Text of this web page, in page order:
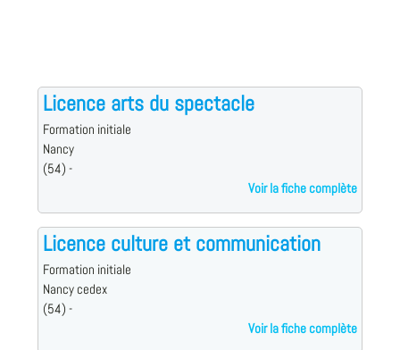
Licence arts du spectacle
Formation initiale
Nancy
(54) -
Voir la fiche complète
Licence culture et communication
Formation initiale
Nancy cedex
(54) -
Voir la fiche complète